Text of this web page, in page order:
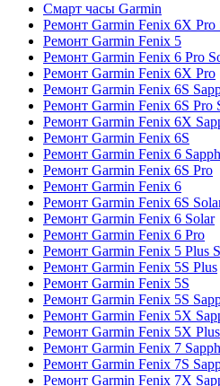
Смарт часы Garmin
Ремонт Garmin Fenix 6X Pro
Ремонт Garmin Fenix 5
Ремонт Garmin Fenix 6 Pro
Ремонт Garmin Fenix 6X Pro
Ремонт Garmin Fenix 6S
Ремонт Garmin Fenix 6S Pro
Ремонт Garmin Fenix 6X
Ремонт Garmin Fenix 6S
Ремонт Garmin Fenix 6
Ремонт Garmin Fenix 6S Pro
Ремонт Garmin Fenix 6
Ремонт Garmin Fenix 6S
Ремонт Garmin Fenix 6 Solar
Ремонт Garmin Fenix 6 Pro
Ремонт Garmin Fenix 5 Plus
Ремонт Garmin Fenix 5S Plus
Ремонт Garmin Fenix 5S
Ремонт Garmin Fenix 5S
Ремонт Garmin Fenix 5X
Ремонт Garmin Fenix 5X
Ремонт Garmin Fenix 7
Ремонт Garmin Fenix 7S
Ремонт Garmin Fenix 7X